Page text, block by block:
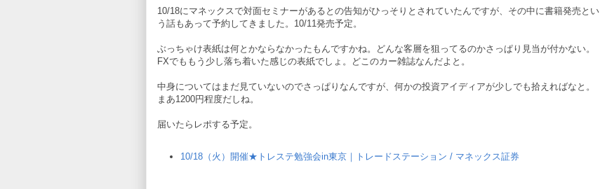
10/18にマネックスで対面セミナーがあるとの告知がひっそりとされていたんですが、その中に書籍発売とい
う話もあって予約してきました。10/11発売予定。
ぶっちゃけ表紙は何とかならなかったもんですかね。どんな客層を狙ってるのかさっぱり見当が付かない。
FXでももう少し落ち着いた感じの表紙でしょ。どこのカー雑誌なんだよと。
中身についてはまだ見ていないのでさっぱりなんですが、何かの投資アイディアが少しでも拾えればなと。
まあ1200円程度だしね。
届いたらレポする予定。
10/18（火）開催★トレステ勉強会in東京｜トレードステーション / マネックス証券